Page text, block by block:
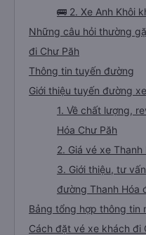
🚌 2. Xe Anh Khôi
Những câu hỏi thường
đi Chư Păh
Thông tin tuyến đường
Giới thiệu tuyến đường
1. Về chất lượng,
Hóa Chư Păh
2. Giá vé xe
3. Giới thiệu, tư
đường Thanh Hóa
Bảng tổng hợp thông tin
Cách đặt vé xe khách đi